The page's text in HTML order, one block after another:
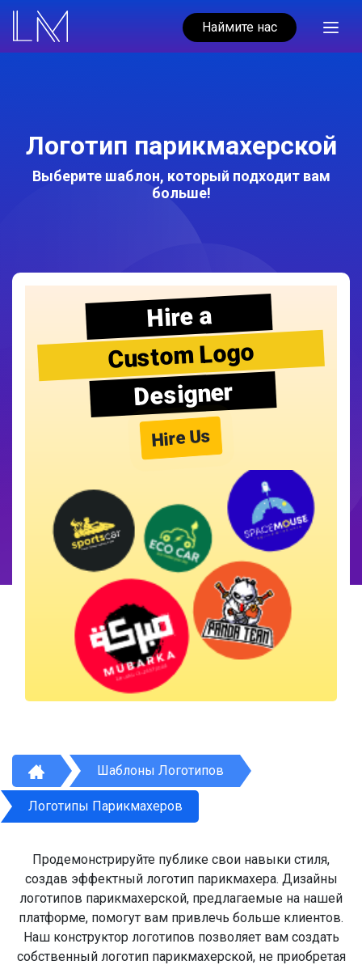
Наймите нас
Логотип парикмахерской
Выберите шаблон, который подходит вам
больше!
Hire a
Custom Logo
Designer
Hire Us
Шаблоны Логотипов
Логотипы Парикмахеров
Продемонстрируйте публике свои навыки стиля,
создав эффектный логотип парикмахера. Дизайны
логотипов парикмахерской, предлагаемые на нашей
платформе, помогут вам привлечь больше клиентов.
Наш конструктор логотипов позволяет вам создать
собственный логотип парикмахерской, не приобретая